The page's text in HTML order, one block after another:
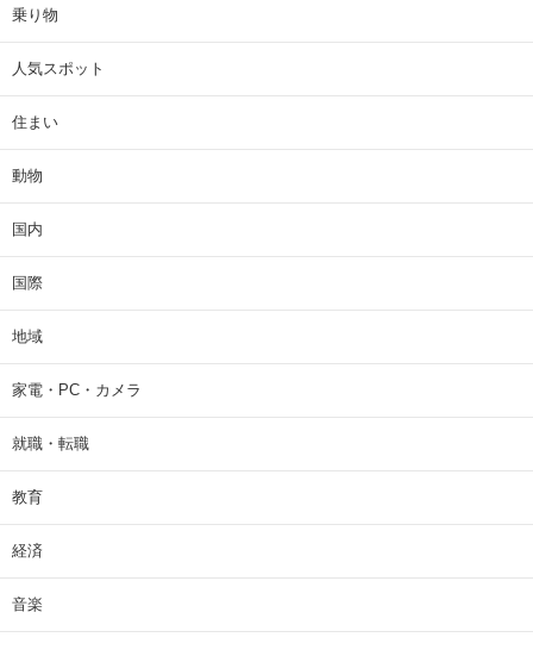
乗り物
人気スポット
住まい
動物
国内
国際
地域
家電・PC・カメラ
就職・転職
教育
経済
音楽